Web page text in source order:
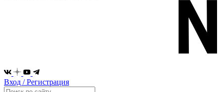
Вход / Регистрация